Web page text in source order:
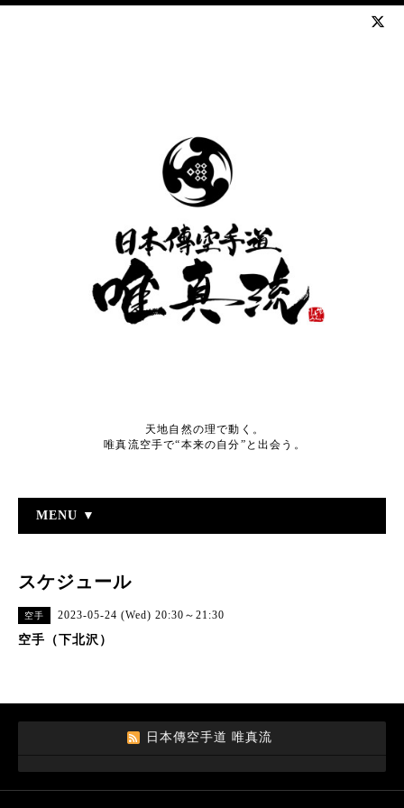
天地自然の理で動く。
唯真流空手で“本来の自分”と出会う。
MENU ▼
スケジュール
空手 2023-05-24 (Wed) 20:30～21:30
空手（下北沢）
日本傳空手道 唯真流